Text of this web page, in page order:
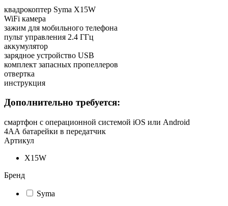
квадрокоптер Syma X15W
WiFi камера
зажим для мобильного телефона
пульт управления 2.4 ГГц
аккумулятор
зарядное устройство USB
комплект запасных пропеллеров
отвертка
инструкция
Дополнительно требуется:
смартфон с операционной системой iOS или Android
4АА батарейки в передатчик
Артикул
X15W
Бренд
Syma